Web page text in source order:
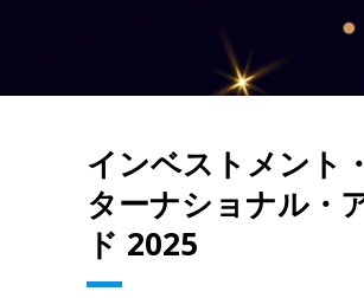
インベストメント
ターナショナル・
ド 2025